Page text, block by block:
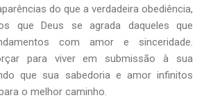
do que a verdadeira obediência,
que Deus se agrada daqueles que
com amor e sinceridade.
para viver em submissão à sua
que sua sabedoria e amor infinitos
o melhor caminho.